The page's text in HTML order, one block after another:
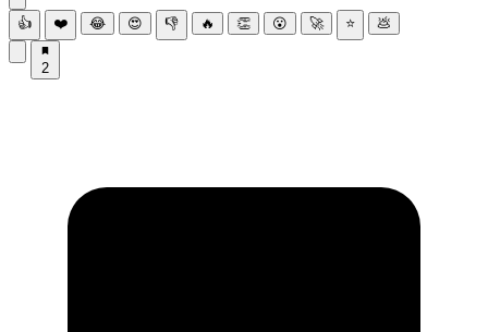
👍 ❤️ 😂 😍 👎 🔥 👏 😮 🚀 ⭐ 💩
2